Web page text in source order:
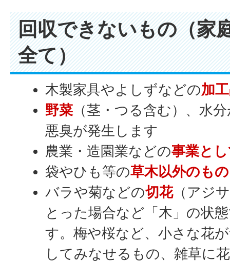
回収できないもの（家
全て）
木製家具やよしずなどの加
野菜 （茎・つる含む）、水
悪臭が発生します
農業・造園業などの事業と
袋やひも等の草木以外のもの
バラや菊などの切花（アジ
とった場合など「木」の状
す。梅や桜など、小さな花
してみなせるもの、雑草に